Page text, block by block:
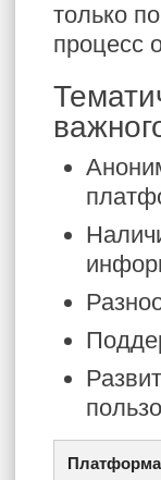
только
процесс
Платформа